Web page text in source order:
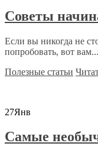
Советы
Если вы никогда не
попробовать, вот вам...
Полезные статьи
27Янв
Самые